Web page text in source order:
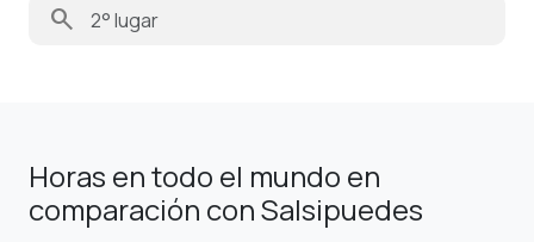
search
Horas en todo el mundo en
comparación con Salsipuedes